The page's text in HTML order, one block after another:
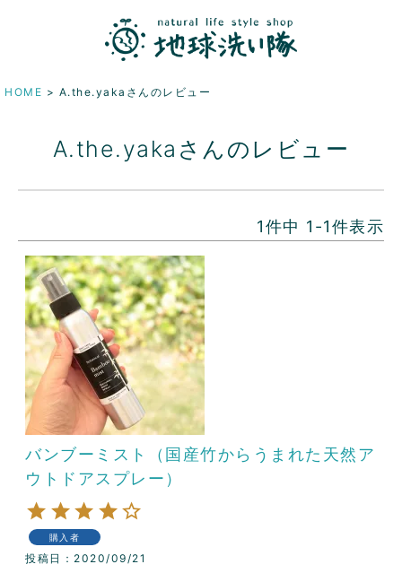
HOME A.the.yakaさんのレビュー
A.the.yakaさんのレビュー
1件中 1 -1件表示
バンブーミスト（国産竹からうまれた天然ア
ウトドアスプレー）
購入者
投稿日 2020/09/21